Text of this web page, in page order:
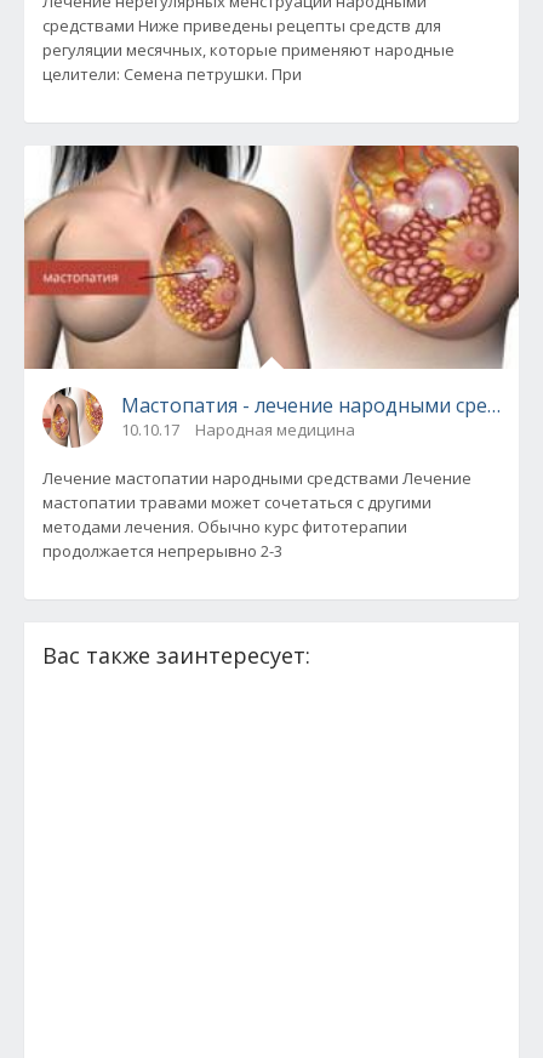
средствами Ниже приведены рецепты средств для
регуляции месячных, которые применяют народные
целители: Семена петрушки. При
Мастопатия - лечение народными
10.10.17 Народная медицина
Лечение мастопатии народными средствами Лечение
мастопатии травами может сочетаться с другими
методами лечения. Обычно курс фитотерапии
продолжается непрерывно 2-3
Вас также заинтересует: